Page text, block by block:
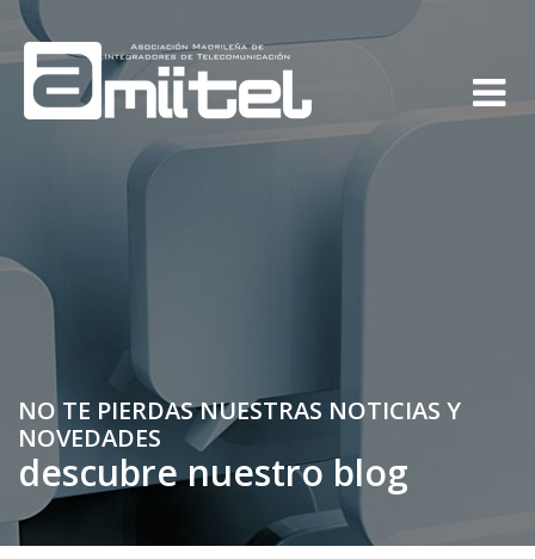
NO TE PIERDAS NUESTRAS NOTICIAS Y
NOVEDADES
descubre nuestro blog